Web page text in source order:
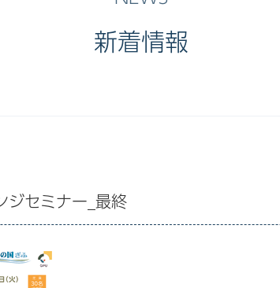
共立ビジネスクラブ講演会
OKBグリーンセミナー・
OKBカルチャーセミナー
新着情報
ジセミナー_最終